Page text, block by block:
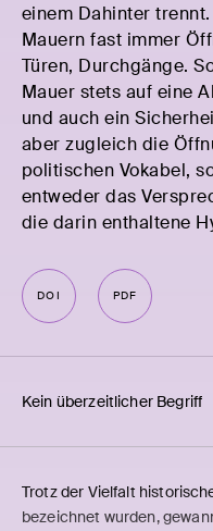
einem Dahinter
Mauern fast immer
Türen, Durchgänge.
Mauer stets auf eine
und auch ein
aber zugleich die
politischen Vokabel,
entweder das
die darin enthaltene
DOI PDF
Kein über­zeit­li­cher Begriff
Trotz der Vielfalt
bezeichnet wurden,